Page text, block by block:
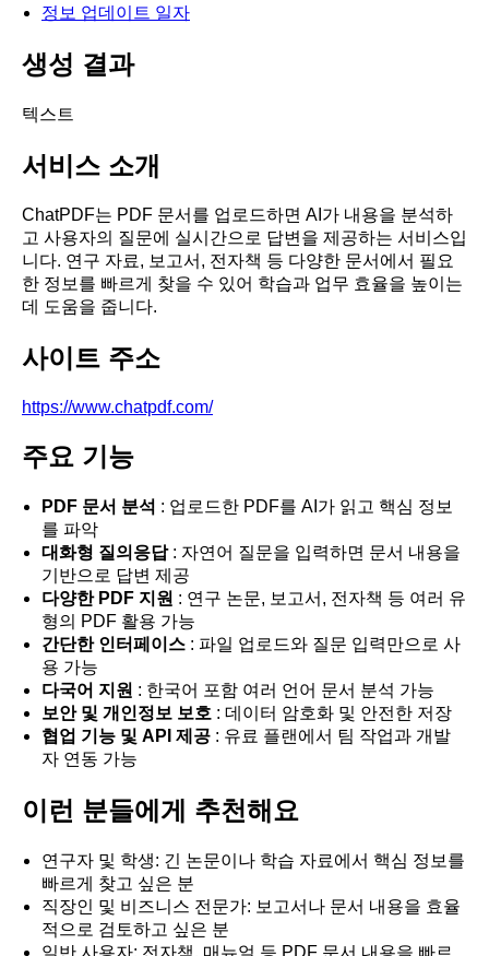
정보 업데이트 일자
생성 결과
텍스트
서비스 소개
ChatPDF는 PDF 문서를 업로드하면 AI가 내용을 분석하
고 사용자의 질문에 실시간으로 답변을 제공하는 서비스입
니다. 연구 자료, 보고서, 전자책 등 다양한 문서에서 필요
한 정보를 빠르게 찾을 수 있어 학습과 업무 효율을 높이는
데 도움을 줍니다.
사이트 주소
https://www.chatpdf.com/
주요 기능
PDF 문서 분석 : 업로드한 PDF를 AI가 읽고 핵심 정보
를 파악
대화형 질의응답: 자연어 질문을 입력하면 문서 내용을
기반으로 답변 제공
다양한 PDF 지원 : 연구 논문, 보고서, 전자책 등 여러 유
형의 PDF 활용 가능
간단한 인터페이스 : 파일 업로드와 질문 입력만으로 사
용 가능
다국어 지원 : 한국어 포함 여러 언어 문서 분석 가능
보안 및 개인정보 보호 : 데이터 암호화 및 안전한 저장
협업 기능 및 API 제공 : 유료 플랜에서 팀 작업과 개발
자 연동 가능
이런 분들에게 추천해요
연구자 및 학생: 긴 논문이나 학습 자료에서 핵심 정보를
빠르게 찾고 싶은 분
직장인 및 비즈니스 전문가: 보고서나 문서 내용을 효율
적으로 검토하고 싶은 분
일반 사용자: 전자책, 매뉴얼 등 PDF 문서 내용을 빠르